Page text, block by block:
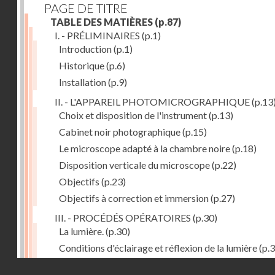
PAGE DE TITRE
TABLE DES MATIÈRES (p.87)
I. - PRÉLIMINAIRES (p.1)
Introduction(p.1)
Historique(p.6)
Installation(p.9)
II. - L'APPAREIL PHOTOMICROGRAPHIQUE
Choix et disposition de l'instrument(p.13)
Cabinet noir photographique(p.15)
Le microscope adapté à la chambre noire(p.18)
Disposition verticale du microscope(p.22)
Objectifs (p.23)
Objectifs à correction et immersion(p.27)
III. - PROCÉDÉS OPÉRATOIRES (p.30)
La lumière. (p.30)
Conditions d'éclairage et réflexion de la lumière